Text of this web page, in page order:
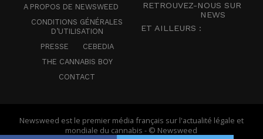
A PROPOS DE NEWSWEED
CONDITIONS GÉNÉRALES
D’UTILISATION
PRESSE
CEBEDIA
THE CANNABIS BOY
CONTACT
RETROUVEZ-NOUS SUR
NEWS
ET AILLEURS :
Newsweed est le premier média français sur l'actualité légale et
mondiale du cannabis - © Newsweed